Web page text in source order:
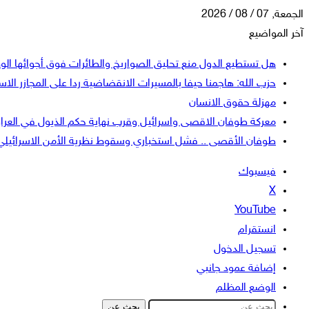
الجمعة, 07 / 08 / 2026
آخر المواضيع
هل تستطيع الدول منع تحليق الصواريخ والطائرات فوق أجوائها
حزب الله: هاجمنا حيفا بالمسيرات الانقضاضية ردا على المجازر
مهزلة حقوق الانسان
معركة طوفان الاقصى واسرائيل وقرب نهاية حكم الذيول في
طوفان الأقصى .. فشل استخباري وسقوط نظرية الأمن
فيسبوك
‫X
‫YouTube
انستقرام
تسجيل الدخول
إضافة عمود جانبي
الوضع المظلم
بحث عن